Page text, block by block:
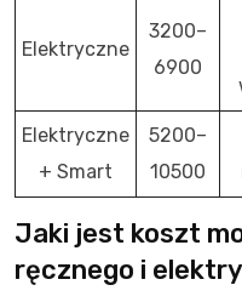
Elektryczne
3200–
6900
Elektryczne
+ Smart
5200–
10500
Jaki jest koszt
ręcznego i